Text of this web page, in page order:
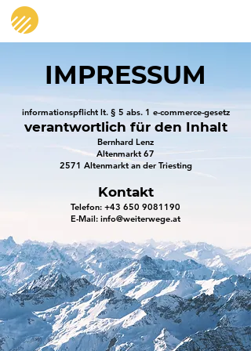
IMPRESSUM
informationspflicht lt. § 5 abs. 1 e-commerce-gesetz
verantwortlich für den Inhalt
Bernhard Lenz
Altenmarkt 67
2571 Altenmarkt an der Triesting
Kontakt
Telefon: +43 650 9081190
E-Mail: info@weiterwege.at